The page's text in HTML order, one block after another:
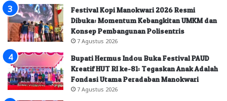
Festival Kopi Manokwari 2026 Resmi
Dibuka: Momentum Kebangkitan UMKM dan
Konsep Pembangunan Polisentris
7 Agustus 2026
Bupati Hermus Indou Buka Festival PAUD
Kreatif HUT RI ke-81: Tegaskan Anak Adalah
Fondasi Utama Peradaban Manokwari
7 Agustus 2026